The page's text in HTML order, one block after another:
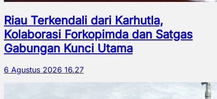
Riau Terkendali dari Karhutla,
Kolaborasi Forkopimda dan Satgas
Gabungan Kunci Utama
6 Agustus 2026 16.27